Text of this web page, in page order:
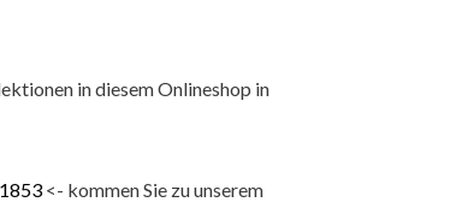
in diesem Onlineshop in
<- kommen Sie zu unserem